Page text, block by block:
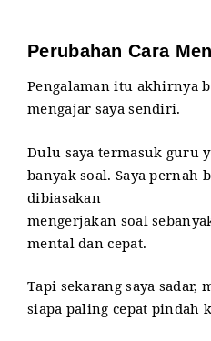
Perubahan Cara
Pengalaman itu akhirnya
mengajar saya sendiri.
Dulu saya termasuk guru
banyak soal. Saya
dibiasakan
mengerjakan soal
mental dan cepat.
Tapi sekarang saya
siapa paling cepat pindah